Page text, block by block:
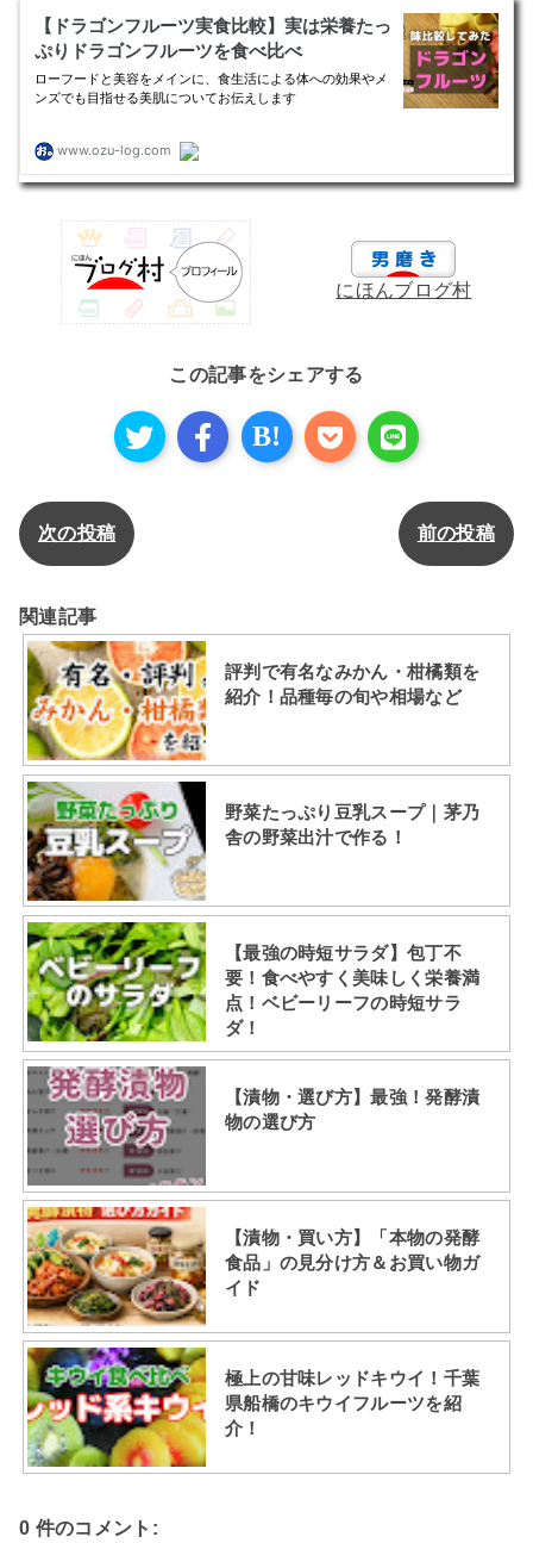
にほんブログ村
この記事をシェアする
B!
次の投稿 前の投稿
関連記事
評判で有名なみかん・柑橘類を
紹介！品種毎の旬や相場など
野菜たっぷり豆乳スープ｜茅乃
舎の野菜出汁で作る！
【最強の時短サラダ】包丁不
要！食べやすく美味しく栄養満
点！ベビーリーフの時短サラ
ダ！
【漬物・選び方】最強！発酵漬
物の選び方
【漬物・買い方】「本物の発酵
食品」の見分け方＆お買い物ガ
イド
極上の甘味レッドキウイ！千葉
県船橋のキウイフルーツを紹
介！
0 件のコメント: